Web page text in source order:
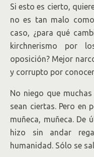
Si esto es cierto,
no es tan malo
caso, ¿para qué
kirchnerismo por
oposición? Mejor
y corrupto por
No niego que
sean ciertas. Pero en
muñeca, muñeca. De
hizo sin andar
humanidad. Sólo se